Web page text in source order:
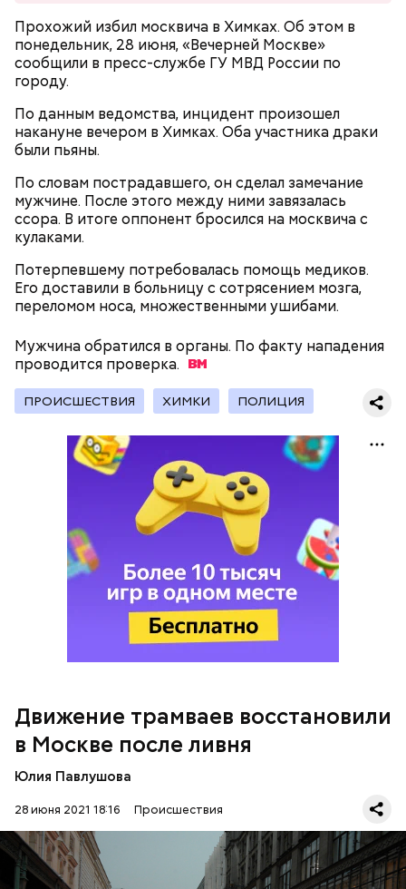
Прохожий избил москвича в Химках. Об этом в
понедельник, 28 июня, «Вечерней Москве»
сообщили в пресс-службе ГУ МВД России по
городу.
По данным ведомства, инцидент произошел
накануне вечером в Химках. Оба участника драки
были пьяны.
По словам пострадавшего, он сделал замечание
мужчине. После этого между ними завязалась
ссора. В итоге оппонент бросился на москвича с
кулаками.
Потерпевшему потребовалась помощь медиков.
Его доставили в больницу с сотрясением мозга,
переломом носа, множественными ушибами.
Мужчина обратился в органы. По факту нападения
проводится проверка.
ПРОИСШЕСТВИЯ ХИМКИ ПОЛИЦИЯ
Движение трамваев восстановили
в Москве после ливня
Юлия Павлушова
28 июня 2021 18:16 Происшествия
Также в ведомстведобавили, что проблемы с
движением поездов на Филевской линии
столичного метрополитена решены. Теперь они
Напомним, городские службы работают в режиме
повышенной готовности из-за ухудшения погоды.
До конца дня в столице ожидаются дождь, гроза с
городанарушена из-за подтопления и упавших
деревьев.